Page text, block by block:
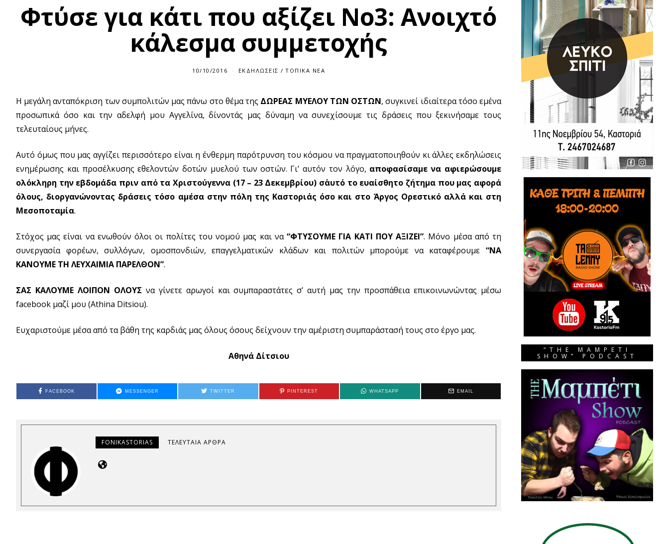
Φτύσε για κάτι που αξίζει Νο3: Ανοιχτό
κάλεσμα συμμετοχής
10/10/2016
0
2
ΕΚΔΗΛΏΣΕΙΣ / ΤΟΠΙΚΆ ΝΈΑ
Η μεγάλη ανταπόκριση των συμπολιτών μας πάνω στο θέμα της ΔΩΡΕΑΣ ΜΥΕΛΟΥ ΤΩΝ ΟΣΤΩΝ, συγκινεί ιδιαίτερα τόσο εμένα
προσωπικά όσο και την αδελφή μου Αγγελίνα, δίνοντάς μας δύναμη να συνεχίσουμε τις δράσεις που ξεκινήσαμε τους
τελευταίους μήνες.
Αυτό όμως που μας αγγίζει περισσότερο είναι η ένθερμη παρότρυνση του κόσμου να πραγματοποιηθούν κι άλλες εκδηλώσεις
ενημέρωσης και προσέλκυσης εθελοντών δοτών μυελού των οστών. Γι’ αυτόν τον λόγο, αποφασίσαμε να αφιερώσουμε
ολόκληρη την εβδομάδα πριν από τα Χριστούγεννα (17 – 23 Δεκεμβρίου) σ΄αυτό το ευαίσθητο ζήτημα που μας αφορά
όλους, διοργανώνοντας δράσεις τόσο αμέσα στην πόλη της Καστοριάς όσο και στο Άργος Ορεστικό αλλά και στη
Μεσοποταμία.
Στόχος μας είναι να ενωθούν όλοι οι πολίτες του νομού μας και να“ΦΤΥΣΟΥΜΕ ΓΙΑ ΚΑΤΙ ΠΟΥ ΑΞΙΖΕΙ”. Μόνο μέσα από τη
συνεργασία φορέων, συλλόγων, ομοσπονδιών, επαγγελματικών κλάδων και πολιτών μπορούμε να καταφέρουμε “ΝΑ
ΚΑΝΟΥΜΕ ΤΗ ΛΕΥΧΑΙΜΙΑ ΠΑΡΕΛΘΟΝ”.
ΣΑΣ ΚΑΛΟΥΜΕ ΛΟΙΠΟΝ ΟΛΟΥΣ να γίνετε αρωγοί και συμπαραστάτες σ’ αυτή μας την προσπάθεια επικοινωνώντας μέσω
facebook μαζί μου (Athina Ditsiou).
Ευχαριστούμε μέσα από τα βάθη της καρδιάς μας όλους όσους δείχνουν την αμέριστη συμπαράστασή τους στο έργο μας.
Αθηνά Δίτσιου
FACEBOOK MESSENGER TWITTER PINTEREST WHATSAPP EMAIL
FONIKASTORIAS ΤΕΛΕΥΤΑΊΑ ΆΡΘΡΑ
“THE MAMPETI
SHOW” PODCAST